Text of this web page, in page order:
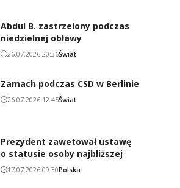
Abdul B. zastrzelony podczas
niedzielnej obławy
26.07.2026 20:36Świat
Zamach podczas CSD w Berlinie
26.07.2026 12:45Świat
Prezydent zawetował ustawę
o statusie osoby najbliższej
17.07.2026 09:30Polska